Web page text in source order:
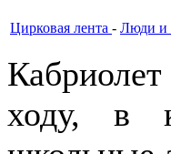
Цирковая лента - Люди и
ходу, в